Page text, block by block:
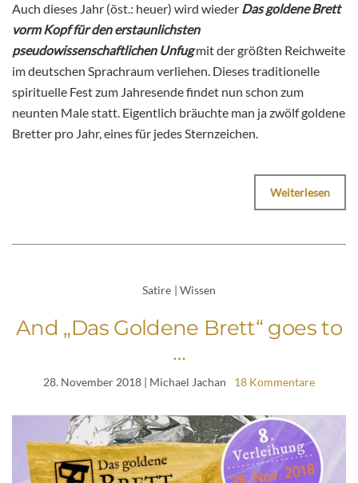
Auch dieses Jahr (öst.: heuer) wird wieder Das goldene Brett
vorm Kopf für den erstaunlichsten
pseudowissenschaftlichen Unfugmit der größten Reichweite
im deutschen Sprachraum verliehen. Dieses traditionelle
spirituelle Fest zum Jahresende findet nun schon zum
neunten Male statt. Eigentlich bräuchte man ja zwölf goldene
Bretter pro Jahr, eines für jedes Sternzeichen.
Weiterlesen
Satire | Wissen
And „Das Goldene Brett“ goes to
…
28. November 2018 | Michael Jachan 18 Kommentare